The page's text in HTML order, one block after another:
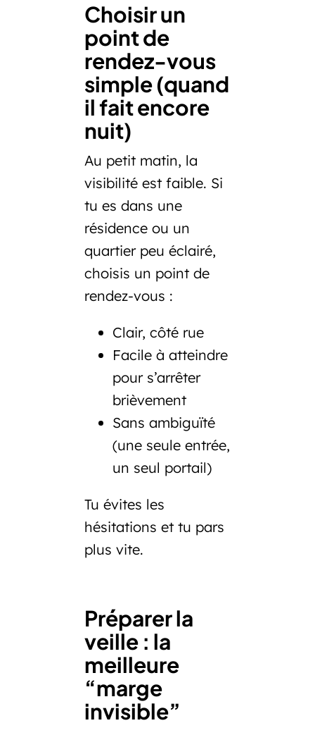
Choisir un
point de
rendez-vous
simple (quand
il fait encore
nuit)
Au petit matin, la
visibilité est faible. Si
tu es dans une
résidence ou un
quartier peu éclairé,
choisis un point de
rendez-vous :
Clair, côté rue
Facile à atteindre
pour s’arrêter
brièvement
Sans ambiguïté
(une seule entrée,
un seul portail)
Tu évites les
hésitations et tu pars
plus vite.
Préparer la
veille : la
meilleure
“marge
invisible”